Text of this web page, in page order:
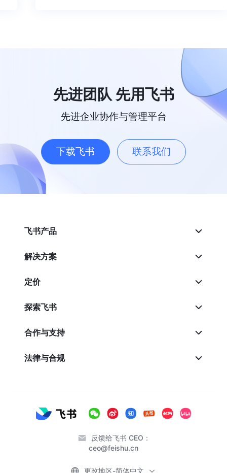
先进团队 先用飞书
先进企业协作与管理平台
下载飞书 联系我们
飞书产品
解决方案
定价
探索飞书
合作与支持
法律与合规
反馈给飞书 CEO：
ceo@feishu.cn
更改地区-简体中文